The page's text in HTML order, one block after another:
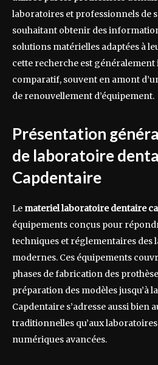
laboratoires et professionnels de
souhaitant obtenir des
solutions matérielles adaptées à
cette recherche est
comparatif, souvent en amont
de renouvellement d’équipement.
Présentation
de laboratoire
Capdentaire
Le materiel laboratoire dentaire
équipements conçus pour
techniques et réglementaires des
modernes. Ces équipements
phases de fabrication des
préparation des modèles jusqu’à
Capdentaire s’adresse aussi bien
traditionnelles qu’aux
numériques avancées.